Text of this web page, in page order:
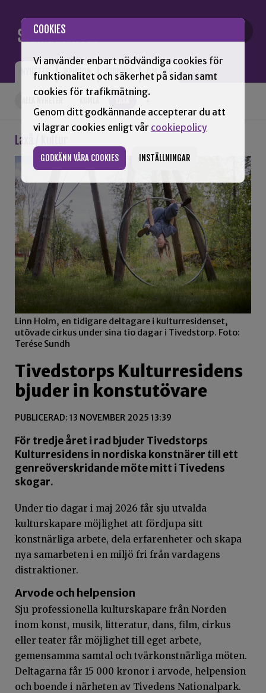
COOKIES
Vi använder enbart nödvändiga cookies för
funktionalitet och säkerhet på sidan samt
cookies för trafikmätning.
Genom ditt godkännande accepterar du att
vi lagrar cookies enligt vår cookiepolicy
GODKÄNN VÅRA COOKIES INSTÄLLNINGAR
NYHETER OPINION TIDNING OM SNN
+
Laxå / Kultur
Linn Holm, en tidigare deltagare i kulturresidenset,
utövade cirkus under sina tio dagar i Tivedstorp. Foto:
Terése Sundh
Tivedstorps Kulturresidens
bjuder in konstutövare
PUBLICERAD: 13 NOVEMBER 2025 13:39
För tredje året i rad bjuder Tivedstorps
Kulturresidens in nordiska konstnärer till ett
genreöverskridande möte mitt i Tivedens
skogar.
Under tio dagar i maj 2026 får sju utvalda
kulturskapare möjlighet att fördjupa sitt
konstnärliga arbete, dela erfarenheter och skapa
nya samarbeten i en miljö fri från vardagens
distraktioner.
Arvode och helpension
Sju professionella kulturskapare från Norden
inom konst, musik, litteratur, dans, film, cirkus
eller teater får möjlighet till eget arbete,
gemensamma samtal och tvärkonstnärliga möten.
Deltagarna får 15 000 kronor i arvode, helpension
och boende i närheten av Tivedens Nationalpark.